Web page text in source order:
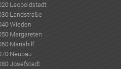
Leopoldstadt
Landstraße
Wieden
Margareten
Mariahilf
Neubau
Josefstadt